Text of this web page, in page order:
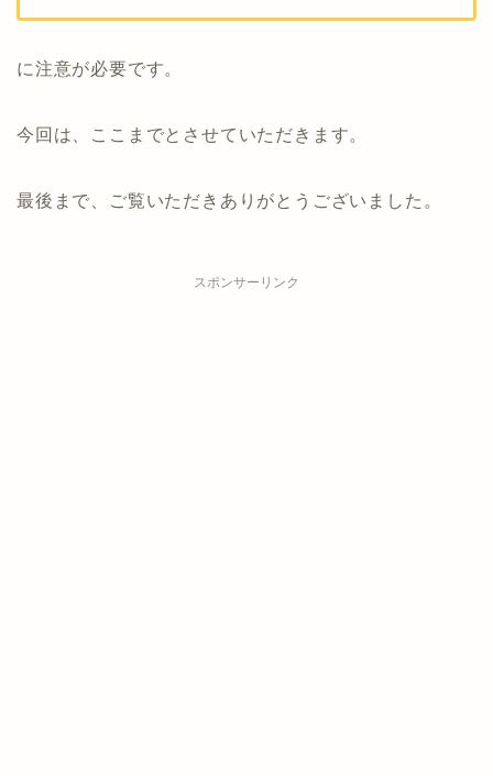
に注意が必要です。
今回は、ここまでとさせていただきます。
最後まで、ご覧いただきありがとうございました。
スポンサーリンク